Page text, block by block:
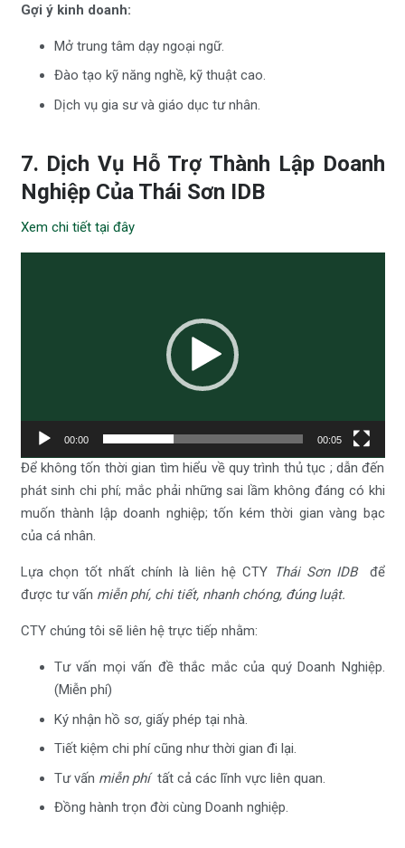
Gợi ý kinh doanh:
Mở trung tâm dạy ngoại ngữ.
Đào tạo kỹ năng nghề, kỹ thuật cao.
Dịch vụ gia sư và giáo dục tư nhân.
7. Dịch Vụ Hỗ Trợ Thành Lập Doanh
Nghiệp Của Thái Sơn IDB
Xem chi tiết tại đây
00:00 00:05
Để không tốn thời gian tìm hiểu về quy trình thủ tục ; dẫn đến
phát sinh chi phí; mắc phải những sai lầm không đáng có khi
muốn thành lập doanh nghiệp; tốn kém thời gian vàng bạc
của cá nhân.
Lựa chọn tốt nhất chính là liên hệ CTY Thái Sơn IDBđể
được tư vấn miễn phí, chi tiết, nhanh chóng, đúng luật.
CTY chúng tôi sẽ liên hệ trực tiếp nhằm:
Tư vấn mọi vấn đề thắc mắc của quý Doanh Nghiệp.
(Miễn phí)
Ký nhận hồ sơ, giấy phép tại nhà.
Tiết kiệm chi phí cũng như thời gian đi lại.
Tư vấn miễn phítất cả các lĩnh vực liên quan.
Đồng hành trọn đời cùng Doanh nghiệp.